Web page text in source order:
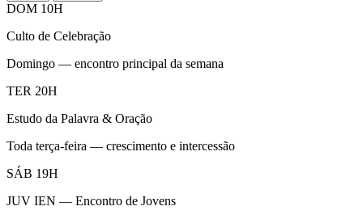
DOM 10H
Culto de Celebração
Domingo — encontro principal da semana
TER 20H
Estudo da Palavra & Oração
Toda terça-feira — crescimento e intercessão
SÁB 19H
JUV IEN — Encontro de Jovens